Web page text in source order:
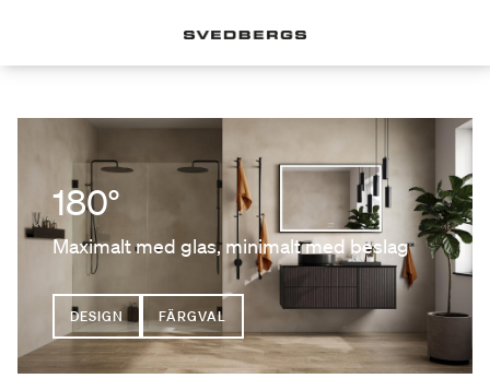
180°
Maximalt med glas, minimalt med beslag
DESIGN FÄRGVAL